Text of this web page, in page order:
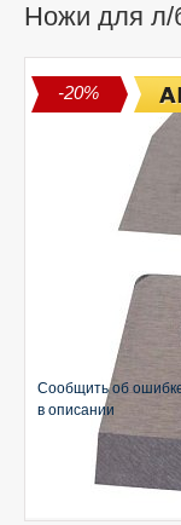
Ножи для л/
-20%
Сообщить об
в описании